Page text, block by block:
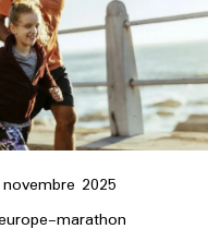
2025
novembre
marathon